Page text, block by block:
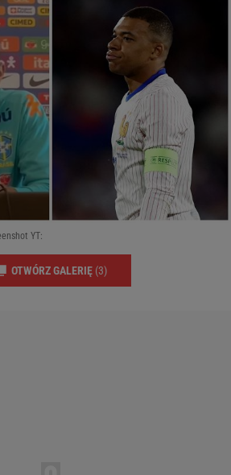
YT:
OTWÓRZ GALERIĘ (3)